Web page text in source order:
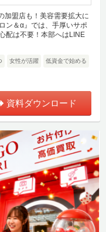
加盟店も！美容需要拡大に
ン＆α』では、手厚いサポ
配は不要！本部へはLINE
女性が活躍 低資金で始める
資料ダウンロード